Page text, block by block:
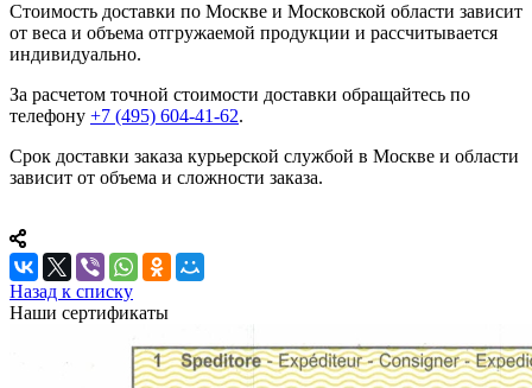
Стоимость доставки по Москве и Московской области зависит
от веса и объема отгружаемой продукции и рассчитывается
индивидуально.
За расчетом точной стоимости доставки обращайтесь по
телефону +7 (495) 604-41-62.
Срок доставки заказа курьерской службой в Москве и области
зависит от объема и сложности заказа.
Назад к списку
Наши сертификаты